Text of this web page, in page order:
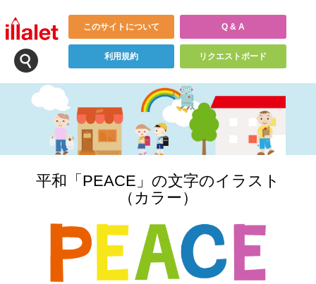
このサイトについて Q & A
利用規約 リクエストボード
平和「PEACE」の文字のイラスト
（カラー）